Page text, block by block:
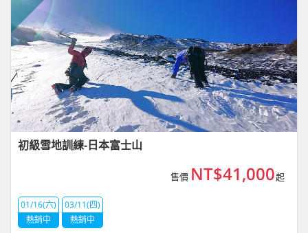
初級雪地訓練-日本富士山
售價 NT$41,000起
01/16(六)
熱銷中
03/11(四)
熱銷中